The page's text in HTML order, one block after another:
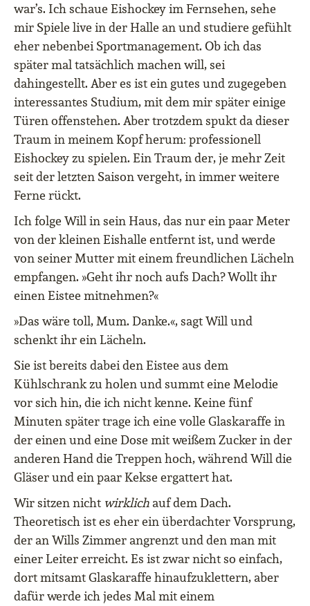
war’s. Ich schaue Eishockey im Fernsehen, sehe
mir Spiele live in der Halle an und studiere gefühlt
eher nebenbei Sportmanagement. Ob ich das
später mal tatsächlich machen will, sei
dahingestellt. Aber es ist ein gutes und zugegeben
interessantes Studium, mit dem mir später einige
Türen offenstehen. Aber trotzdem spukt da dieser
Traum in meinem Kopf herum: professionell
Eishockey zu spielen. Ein Traum der, je mehr Zeit
seit der letzten Saison vergeht, in immer weitere
Ferne rückt.
Ich folge Will in sein Haus, das nur ein paar Meter
von der kleinen Eishalle entfernt ist, und werde
von seiner Mutter mit einem freundlichen Lächeln
empfangen. »Geht ihr noch aufs Dach? Wollt ihr
einen Eistee mitnehmen?«
»Das wäre toll, Mum. Danke.«, sagt Will und
schenkt ihr ein Lächeln.
Sie ist bereits dabei den Eistee aus dem
Kühlschrank zu holen und summt eine Melodie
vor sich hin, die ich nicht kenne. Keine fünf
Minuten später trage ich eine volle Glaskaraffe in
der einen und eine Dose mit weißem Zucker in der
anderen Hand die Treppen hoch, während Will die
Gläser und ein paar Kekse ergattert hat.
Wir sitzen nicht wirklichauf dem Dach.
Theoretisch ist es eher ein überdachter Vorsprung,
der an Wills Zimmer angrenzt und den man mit
einer Leiter erreicht. Es ist zwar nicht so einfach,
dort mitsamt Glaskaraffe hinaufzuklettern, aber
dafür werde ich jedes Mal mit einem